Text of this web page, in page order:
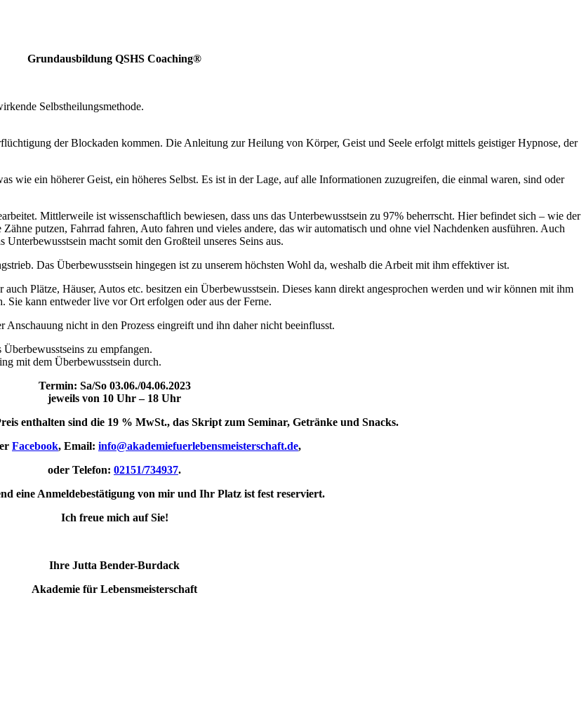
Grundausbildung QSHS Coaching®
Selbstheilungsmethode.
der Blockaden kommen. Die Anleitung zur Heilung von Körper, Geist und Seele erfolgt mittels geistiger Hypnose, der
wie ein höherer Geist, ein höheres Selbst. Es ist in der Lage, auf alle Informationen zuzugreifen, die einmal waren, sind oder
Mittlerweile ist wissenschaftlich bewiesen, dass uns das Unterbewusstsein zu 97% beherrscht. Hier befindet sich – wie der
putzen, Fahrrad fahren, Auto fahren und vieles andere, das wir automatisch und ohne viel Nachdenken ausführen. Auch
macht somit den Großteil unseres Seins aus.
Das Überbewusstsein hingegen ist zu unserem höchsten Wohl da, weshalb die Arbeit mit ihm effektiver ist.
Plätze, Häuser, Autos etc. besitzen ein Überbewusstsein. Dieses kann direkt angesprochen werden und wir können mit ihm
kann entweder live vor Ort erfolgen oder aus der Ferne.
nicht in den Prozess eingreift und ihn daher nicht beeinflusst.
zu empfangen.
mit dem Überbewusstsein durch.
Termin: Sa/So 03.06./04.06.2023
jeweils von 10 Uhr – 18 Uhr
enthalten sind die 19 % MwSt., das Skript zum Seminar, Getränke und Snacks.
Facebook, Email: info@akademiefuerlebensmeisterschaft.de,
oder Telefon: 02151/734937.
eine Anmeldebestätigung von mir und Ihr Platz ist fest reserviert.
Ich freue mich auf Sie!
Ihre Jutta Bender-Burdack
Akademie für Lebensmeisterschaft